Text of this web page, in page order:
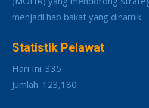
menjadi hab bakat yang dinamik.
Statistik Pelawat
Hari Ini: 335
Jumlah: 123,180